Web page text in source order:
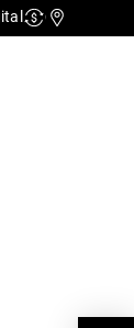
FÍSICA
Cashback